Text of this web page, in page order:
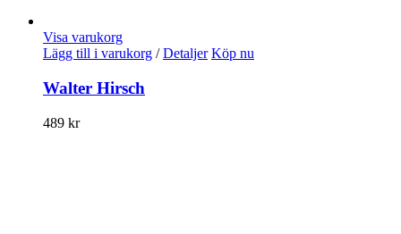
Visa varukorg
Lägg till i varukorg / Detaljer Köp nu
Walter Hirsch
489 kr